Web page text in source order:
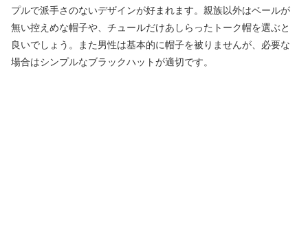
プルで派手さのないデザインが好まれます。親族以外はベールが
無い控えめな帽子や、チュールだけあしらったトーク帽を選ぶと
良いでしょう。また男性は基本的に帽子を被りませんが、必要な
場合はシンプルなブラックハットが適切です。